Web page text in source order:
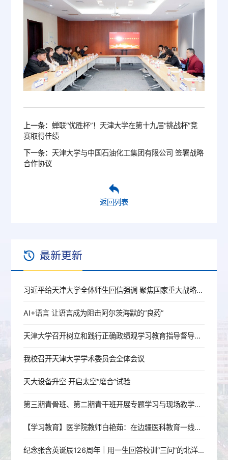
上一条： 蝉联“优胜杯”！天津大学在第十九届“挑战杯”竞
赛取得佳绩
下一条： 天津大学与中国石油化工集团有限公司 签署战略
合作协议
返回列表
最新更新
习近平给天津大学全体师生回信强调 聚焦国家重大战略需求提高人才培养质量 更好服务经济社会发展
AI+语言 让语言成为阻击阿尔茨海默的“良药”
天津大学召开树立和践行正确政绩观学习教育指导督导工作推进会
我校召开天津大学学术委员会全体会议
天大设备升空 开启太空“磨合”试验
第三期青骨班、第二期青干班开展专题学习与现场教学活动
【学习教育】医学院教师白艳茹：在边疆医科教育一线践行育人初心
纪念张含英诞辰126周年｜用一生回答校训“三问”的北洋老校长